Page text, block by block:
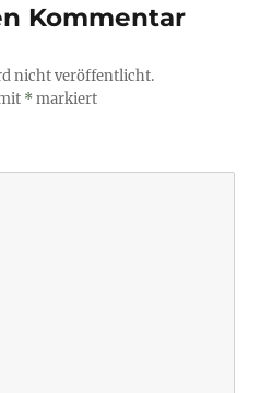
Kommentar
nicht veröffentlicht.
*markiert